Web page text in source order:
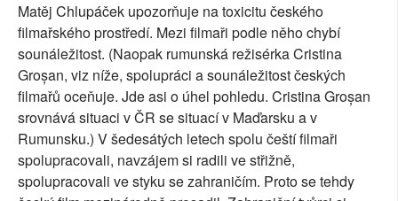
Matěj Chlupáček upozorňuje na toxicitu českého
filmařského prostředí. Mezi filmaři podle něho chybí
sounáležitost. (Naopak rumunská režisérka Cristina
Groșan, viz níže, spolupráci a sounáležitost českých
filmařů oceňuje. Jde asi o úhel pohledu. Cristina Groșan
srovnává situaci v ČR se situací v Maďarsku a v
Rumunsku.) V šedesátých letech spolu čeští filmaři
spolupracovali, navzájem si radili ve střižně,
spolupracovali ve styku se zahraničím. Proto se tehdy